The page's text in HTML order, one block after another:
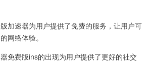
速器为用户提供了免费的服务，让用户可
网络体验。
费版ins的出现为用户提供了更好的社交